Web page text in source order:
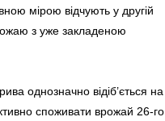
мірою відчують у другій
з уже закладеною
однозначно відіб’ється на
споживати врожай 26-го